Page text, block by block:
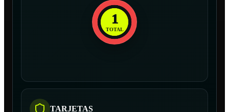
1
TOTAL
TARJETAS